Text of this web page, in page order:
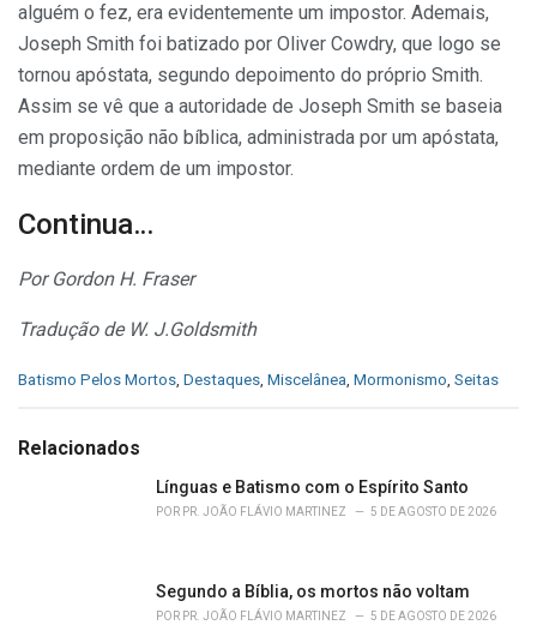
alguém o fez, era evidentemente um impostor. Ademais,
Joseph Smith foi batizado por Oliver Cowdry, que logo se
tornou apóstata, segundo depoimento do próprio Smith.
Assim se vê que a autoridade de Joseph Smith se baseia
em proposição não bíblica, administrada por um apóstata,
mediante ordem de um impostor.
Continua…
Por Gordon H. Fraser
Tradução de W. J.Goldsmith
C
e
Batismo Pelos Mortos Destaques Miscelânea Mormonismo Seitas
Relacionados
Línguas e Batismo com o Espírito Santo
POR PR. JOÃO FLÁVIO MARTINEZ 5 DE AGOSTO DE 2026
Segundo a Bíblia, os mortos não voltam
POR PR. JOÃO FLÁVIO MARTINEZ 5 DE AGOSTO DE 2026